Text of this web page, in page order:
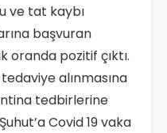
ve tat kaybı
başvuran
oranda pozitif çıktı.
alınmasına
tedbirlerine
Covid 19 vaka